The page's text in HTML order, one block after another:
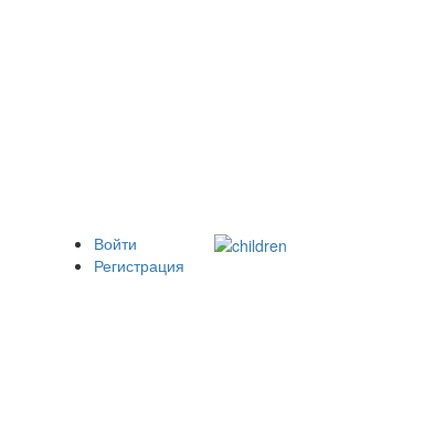
Войти
Регистрация